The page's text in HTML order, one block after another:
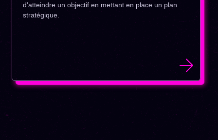
d’atteindre un objectif en mettant en place un plan
stratégique.